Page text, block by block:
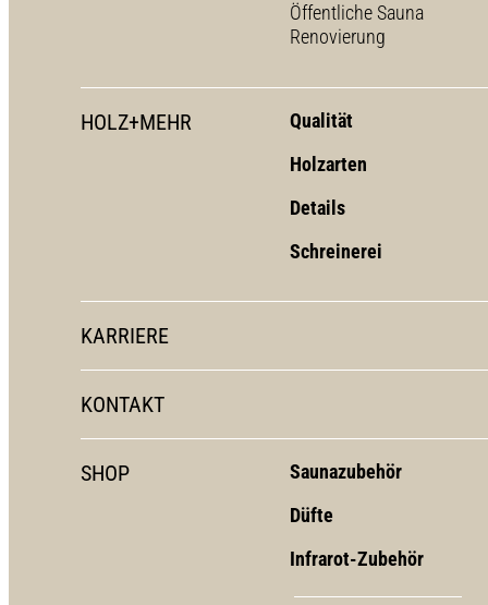
Öffentliche Sauna
Renovierung
HOLZ+MEHR
Qualität
Holzarten
Details
Schreinerei
KARRIERE
KONTAKT
SHOP
Saunazubehör
Düfte
Infrarot-Zubehör